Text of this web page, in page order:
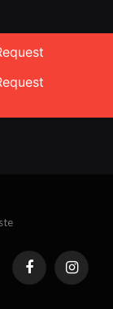
FacebookInstagram